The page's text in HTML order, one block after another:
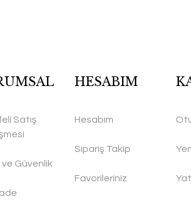
Satış
ve Güvenlik
HESABIM
Hesabım
Sipariş Takip
Favorileriniz